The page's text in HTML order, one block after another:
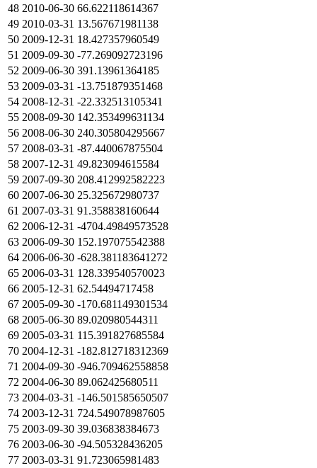
48 2010-06-30 66.622118614367
49 2010-03-31 13.567671981138
50 2009-12-31 18.427357960549
51 2009-09-30 -77.269092723196
52 2009-06-30 391.13961364185
53 2009-03-31 -13.751879351468
54 2008-12-31 -22.332513105341
55 2008-09-30 142.353499631134
56 2008-06-30 240.305804295667
57 2008-03-31 -87.440067875504
58 2007-12-31 49.823094615584
59 2007-09-30 208.412992582223
60 2007-06-30 25.325672980737
61 2007-03-31 91.358838160644
62 2006-12-31 -4704.49849573528
63 2006-09-30 152.197075542388
64 2006-06-30 -628.381183641272
65 2006-03-31 128.339540570023
66 2005-12-31 62.54494717458
67 2005-09-30 -170.681149301534
68 2005-06-30 89.020980544311
69 2005-03-31 115.391827685584
70 2004-12-31 -182.812718312369
71 2004-09-30 -946.709462558858
72 2004-06-30 89.062425680511
73 2004-03-31 -146.501585650507
74 2003-12-31 724.549078987605
75 2003-09-30 39.036838384673
76 2003-06-30 -94.505328436205
77 2003-03-31 91.723065981483